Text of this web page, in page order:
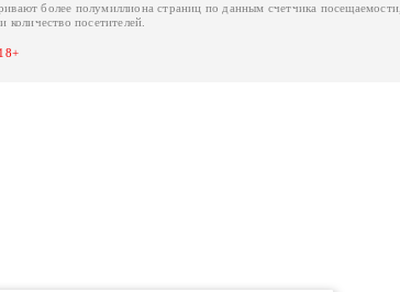
более полумиллиона страниц по данным счетчика посещаемости,
посетителей.
18+